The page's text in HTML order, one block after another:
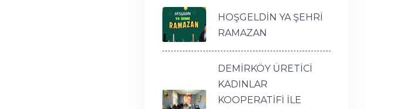
HOŞGELDİN YA ŞEHRİ
RAMAZAN
DEMİRKÖY ÜRETİCİ
KADINLAR
KOOPERATİFİ İLE